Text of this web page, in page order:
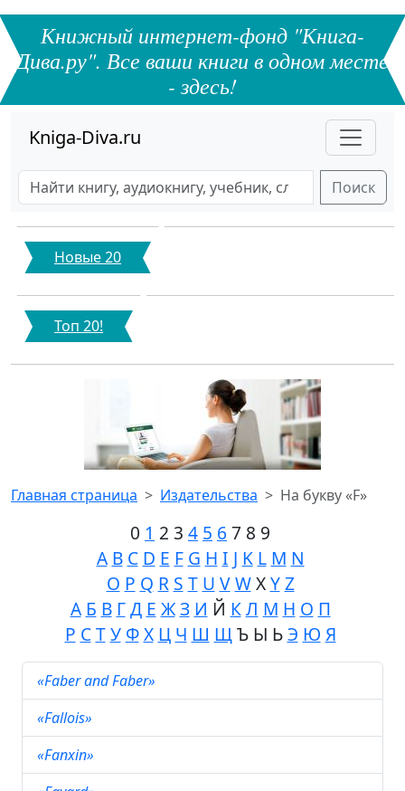
Книжный интернет-фонд "Книга-
Дива.ру". Все ваши книги в одном месте
- здесь!
Kniga-Diva.ru
Поиск
Новые 20
Топ 20!
Главная страница Издательства На букву «F»
0 1 2 3 4 5 6 7 8 9
A B C D E F G H I J K L M N
O P Q R S T U V WXY Z
А Б В Г Д Е Ж З И Й К Л М Н О П
Р С Т У Ф Х Ц Ч Ш ЩЪ Ы ЬЭ Ю Я
«Faber and Faber»
«Fallois»
«Fanxin»